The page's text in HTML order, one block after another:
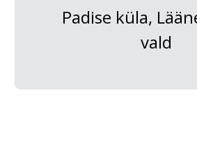
Padise küla,
vald